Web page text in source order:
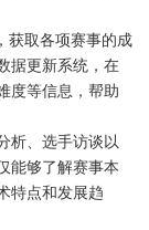
获取各项赛事的成
据更新系统，在
度等信息，帮助
析、选手访谈以
能够了解赛事本
特点和发展趋